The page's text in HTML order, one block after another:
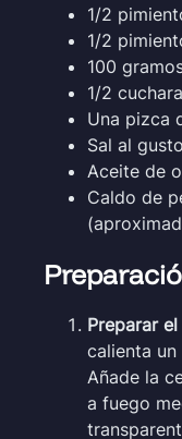
1/2
1/2
100
1/2
Una pizca
Sal al gusto
Aceite de
Caldo de
Preparar
calienta
Añade la
a fuego